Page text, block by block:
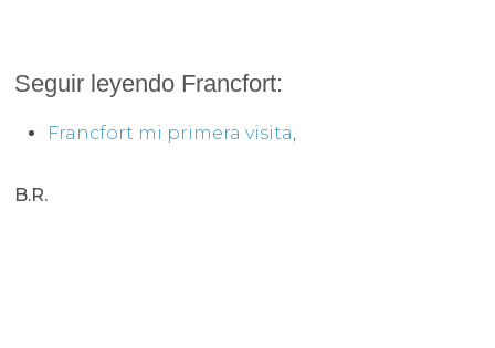
Seguir leyendo Francfort:
Francfort mi primera visita,
B.R.